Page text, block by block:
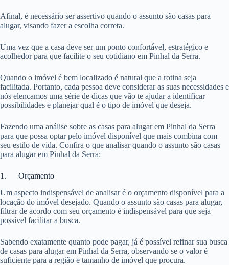
Afinal, é necessário ser assertivo quando o assunto são casas para
alugar, visando fazer a escolha correta.
Uma vez que a casa deve ser um ponto confortável, estratégico e
acolhedor para que facilite o seu cotidiano em Pinhal da Serra.
Quando o imóvel é bem localizado é natural que a rotina seja
facilitada. Portanto, cada pessoa deve considerar as suas necessidades e
nós elencamos uma série de dicas que vão te ajudar a identificar
possibilidades e planejar qual é o tipo de imóvel que deseja.
Fazendo uma análise sobre as casas para alugar em Pinhal da Serra
para que possa optar pelo imóvel disponível que mais combina com
seu estilo de vida. Confira o que analisar quando o assunto são casas
para alugar em Pinhal da Serra:
1. Orçamento
Um aspecto indispensável de analisar é o orçamento disponível para a
locação do imóvel desejado. Quando o assunto são casas para alugar,
filtrar de acordo com seu orçamento é indispensável para que seja
possível facilitar a busca.
Sabendo exatamente quanto pode pagar, já é possível refinar sua busca
de casas para alugar em Pinhal da Serra, observando se o valor é
suficiente para a região e tamanho de imóvel que procura.